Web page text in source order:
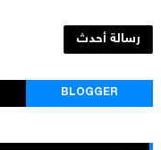
رسالة أحدث
BLOGGER